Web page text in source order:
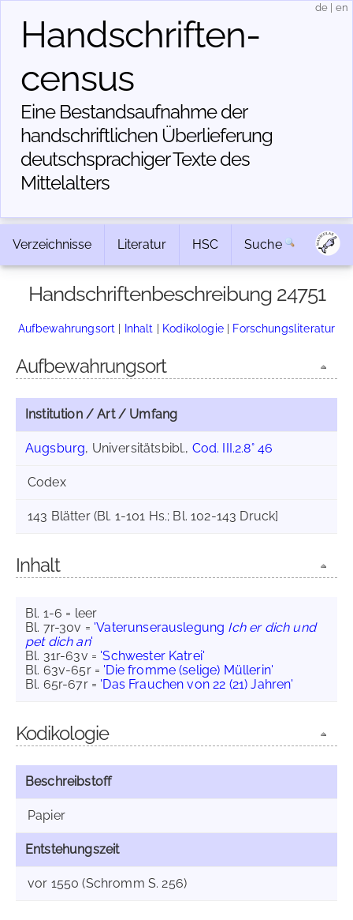
Handschriften­
census
Eine Bestandsaufnahme der
handschriftlichen Über­lieferung
deutschsprachiger Texte des
Mittelalters
de en
Verzeichnisse Literatur HSC Suche
Handschriftenbeschreibung 24751
Aufbewahrungsort | Inhalt | Kodikologie| Forschungsliteratur
Aufbewahrungsort
Institution / Art / Umfang
Augsburg, Universitätsbibl., Cod. III.2.8° 46
Codex
143 Blätter (Bl. 1-101 Hs.; Bl. 102-143 Druck]
Inhalt
Bl. 1-6 = leer
Bl. 7r-30v = 'Vaterunserauslegung Ich er dich und
pet dich an'
Bl. 31r-63v = 'Schwester Katrei'
Bl. 63v-65r = 'Die fromme (selige) Müllerin'
Bl. 65r-67r = 'Das Frauchen von 22 (21) Jahren'
Kodikologie
Beschreibstoff
Papier
Entstehungszeit
vor 1550 (Schromm S. 256)